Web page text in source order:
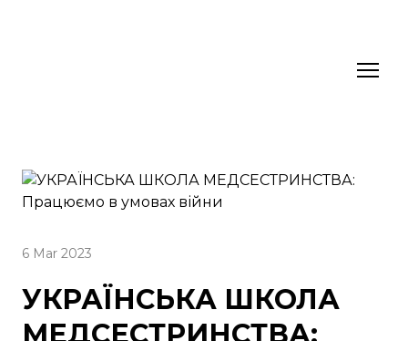
6 Mar 2023
УКРАЇНСЬКА ШКОЛА